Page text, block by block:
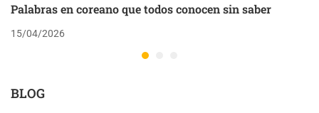
Palabras en coreano que todos conocen sin saber
15/04/2026
BLOG